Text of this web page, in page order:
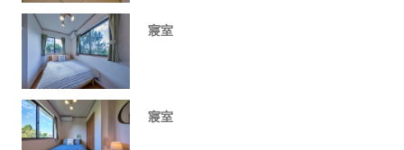
寢室
寢室